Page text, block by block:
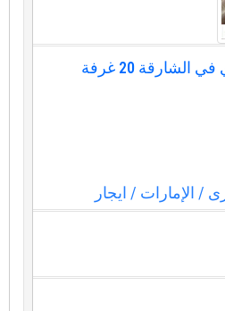
عيادة للإيجار السنوي في الشارقة 20 غرفة
/ الإمارات/ ايجار